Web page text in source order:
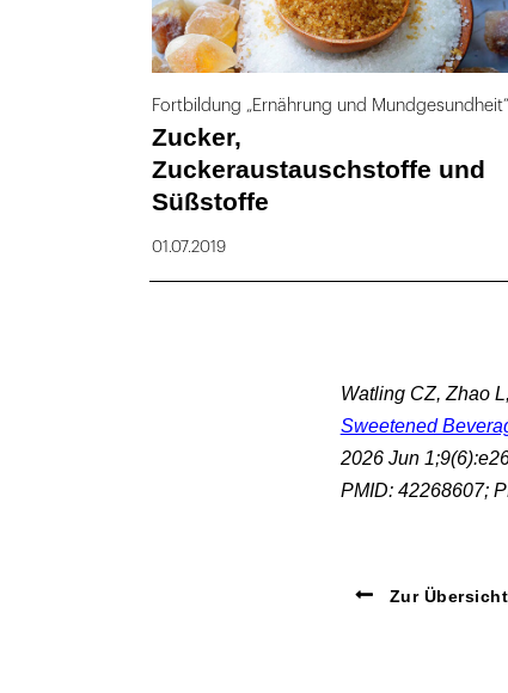
Fortbildung „Ernährung und Mundgesundheit“
Zucker,
Zuckeraustauschstoffe und
Süßstoffe
01.07.2019
Watling CZ, Zhao
Sweetened
2026 Jun
PMID: 42268607;
Zur Übersicht